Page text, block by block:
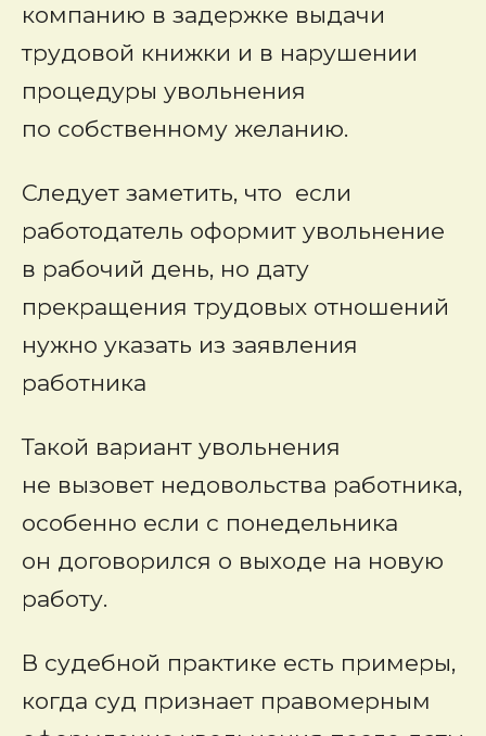
компанию в задержке выдачи
трудовой книжки и в нарушении
процедуры увольнения
по собственному желанию.
Следует заметить, что если
работодатель оформит увольнение
в рабочий день, но дату
прекращения трудовых отношений
нужно указать из заявления
работника
Такой вариант увольнения
не вызовет недовольства работника,
особенно если с понедельника
он договорился о выходе на новую
работу.
В судебной практике есть примеры,
когда суд признает правомерным